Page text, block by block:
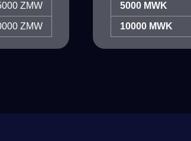
ZMW
ZMW
5000 MWK
10000 MWK